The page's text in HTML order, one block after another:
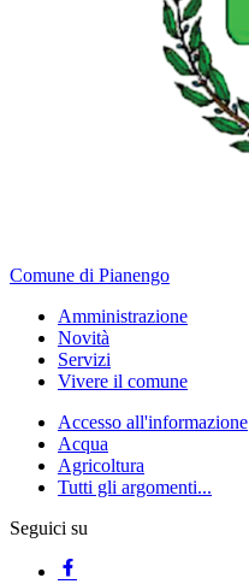
Comune di Pianengo
Amministrazione
Novità
Servizi
Vivere il comune
Accesso all'informazione
Acqua
Agricoltura
Tutti gli argomenti...
Seguici su